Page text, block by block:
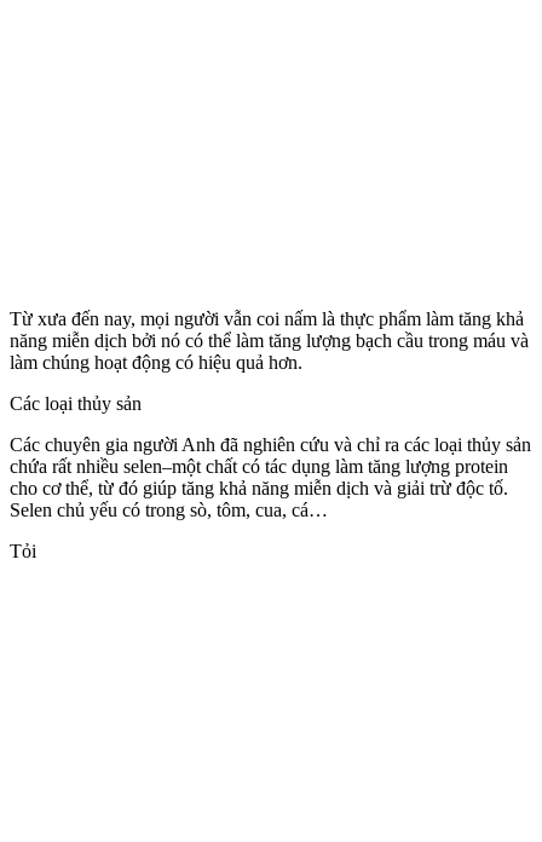
Từ xưa đến nay, mọi người vẫn coi nấm là thực phẩm làm tăng khả
năng miễn dịch bởi nó có thể làm tăng lượng bạch cầu trong máu và
làm chúng hoạt động có hiệu quả hơn.
Các loại thủy sản
Các chuyên gia người Anh đã nghiên cứu và chỉ ra các loại thủy sản
chứa rất nhiều selen–một chất có tác dụng làm tăng lượng protein
cho c‌ơ th‌ể, từ đó giúp tăng khả năng miễn dịch và giải trừ độc tố.
Selen chủ yếu có trong sò, tôm, cua, cá…
Tỏi